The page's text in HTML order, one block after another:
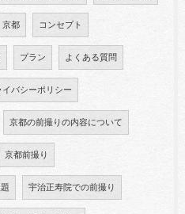
京都 コンセプト
プラン よくある質問
イバシーポリシー
京都の前撮りの内容について
京都前撮り
宇治正寿院での前撮り